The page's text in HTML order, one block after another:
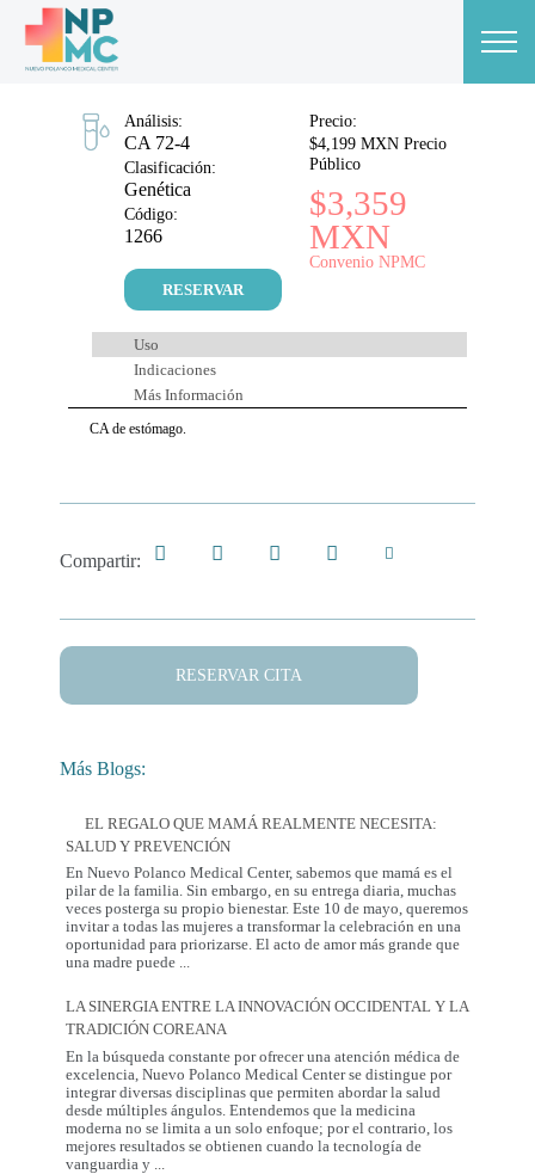
Análisis:
CA 72-4
Clasificación:
Genética
Código:
1266
RESERVAR
Precio:
$4,199 MXN Precio
Público
$3,359
MXN
Convenio NPMC
Uso
Indicaciones
Más Información
CA de estómago.
Compartir:
RESERVAR CITA
Más Blogs:
EL REGALO QUE MAMÁ REALMENTE NECESITA:
SALUD Y PREVENCIÓN
En Nuevo Polanco Medical Center, sabemos que mamá es el
pilar de la familia. Sin embargo, en su entrega diaria, muchas
veces posterga su propio bienestar. Este 10 de mayo, queremos
invitar a todas las mujeres a transformar la celebración en una
oportunidad para priorizarse. El acto de amor más grande que
una madre puede ...
que
Mamá
Realmente
Necesita:
Salud
y
Prevención
LA SINERGIA ENTRE LA INNOVACIÓN OCCIDENTAL Y LA
TRADICIÓN COREANA
En la búsqueda constante por ofrecer una atención médica de
excelencia, Nuevo Polanco Medical Center se distingue por
integrar diversas disciplinas que permiten abordar la salud
desde múltiples ángulos. Entendemos que la medicina
moderna no se limita a un solo enfoque; por el contrario, los
mejores resultados se obtienen cuando la tecnología de
vanguardia y